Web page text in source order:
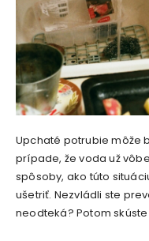
Upchaté potrubie môže
prípade, že voda už
spôsoby, ako túto
ušetriť. Nezvládli ste
neodteká? Potom